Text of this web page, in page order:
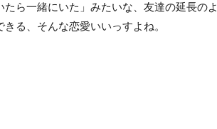
ら一緒にいた」みたいな、友達の延長のよ
る、そんな恋愛いいっすよね。